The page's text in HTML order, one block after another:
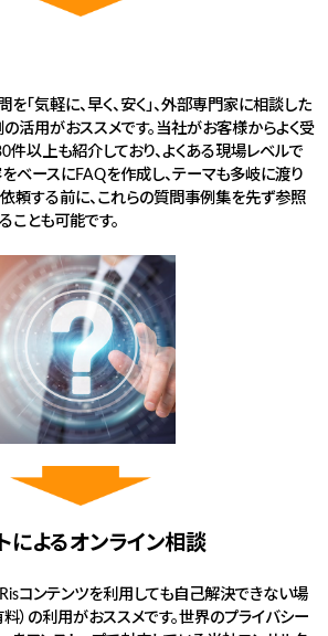
「気軽に、早く、安く」、外部専門家に相談した
活用がおススメです。当社がお客様からよく受
件以上も紹介しており、よくある現場レベルで
ベースにFAQを作成し、テーマも多岐に渡り
頼する前に、これらの質問事例集を先ず参照
ことも可能です。
によるオンライン相談
コンテンツを利用しても自己解決できない場
料）の利用がおススメです。世界のプライバシー